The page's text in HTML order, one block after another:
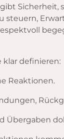
Sicherheit,
steuern,
klar definieren:
Reaktionen.
Übergaben